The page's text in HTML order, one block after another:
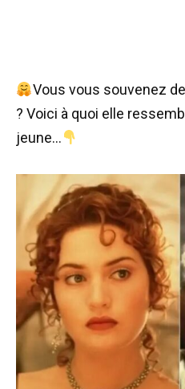
Vous vous souvenez
? Voici à quoi elle
jeune…